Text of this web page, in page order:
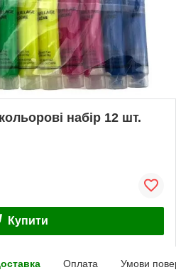
набір 12 шт.
Купити
Оплата Умови